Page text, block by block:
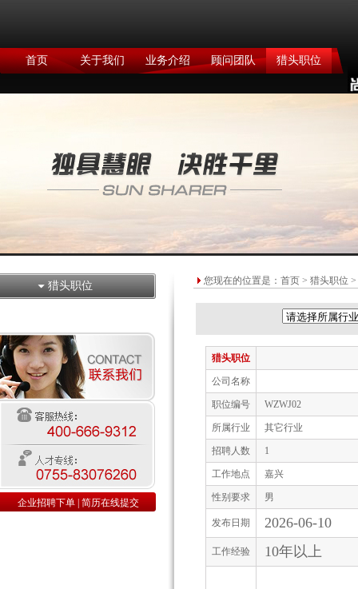
首页 关于我们 业务介绍 顾问团队 猎头职位
猎头职位
企业招聘下单 简历在线提交
您现在的位置是： 首页 > 猎头职位 >
猎头职位
公司名称
职位编号 WZWJ02
所属行业 其它行业
招聘人数 1
工作地点 嘉兴
性别要求 男
发布日期 2026-06-10
工作经验 10年以上